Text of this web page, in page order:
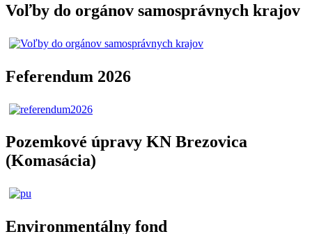
Voľby do orgánov samosprávnych krajov
Feferendum 2026
Pozemkové úpravy KN Brezovica
(Komasácia)
Environmentálny fond